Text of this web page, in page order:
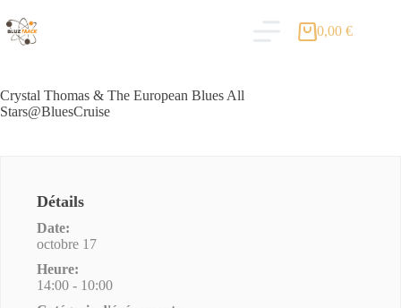
0,00€
Crystal Thomas & The European Blues All
Stars@BluesCruise
Détails
Date:
octobre 17
Heure:
14:00 - 10:00